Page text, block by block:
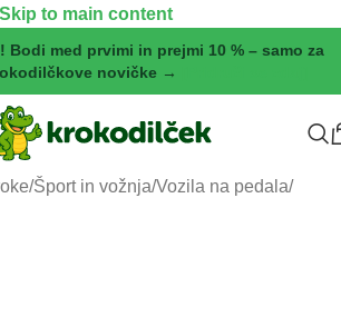
Skip to main content
Bodi med prvimi in prejmi 10 % – samo za
novičke →
/Šport in vožnja/Vozila na pedala/